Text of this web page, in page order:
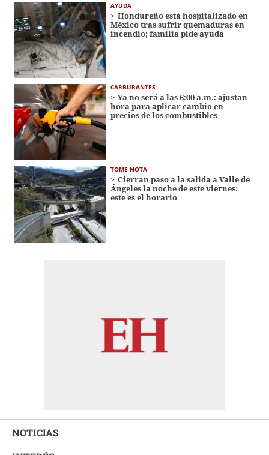
AYUDA
Hondureño está hospitalizado en
México tras sufrir quemaduras en
incendio; familia pide ayuda
CARBURANTES
Ya no será a las 6:00 a.m.: ajustan
hora para aplicar cambio en
precios de los combustibles
TOME NOTA
Cierran paso a la salida a Valle de
Ángeles la noche de este viernes:
este es el horario
NOTICIAS